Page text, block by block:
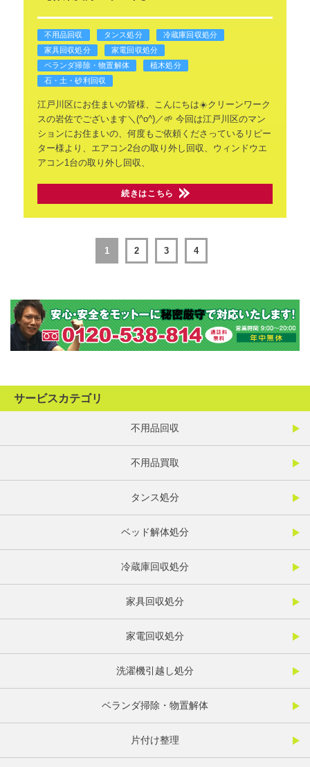
不用品回収 タンス処分
冷蔵庫回収処分
家具回収処分
家電回収処分
ベランダ掃除・物置解体
植木処分
石・土・砂利回収
江戸川区にお住まいの皆様、こんにちは☀️クリーンワーク
スの岩佐でございます＼(^o^)／🌱 今回は江戸川区のマン
ションにお住まいの、何度もご依頼くださっているリピー
ター様より、エアコン2台の取り外し回収、ウィンドウエ
アコン1台の取り外し回収、
続きはこちら
1 2 3 4
サービスカテゴリ
不用品回収
不用品買取
タンス処分
ベッド解体処分
冷蔵庫回収処分
家具回収処分
家電回収処分
洗濯機引越し処分
ベランダ掃除・物置解体
片付け整理